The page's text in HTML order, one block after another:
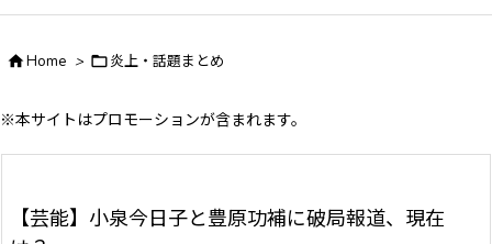
Home > 炎上・話題まとめ
※本サイトはプロモーションが含まれます。
【芸能】小泉今日子と豊原功補に破局報道、現在